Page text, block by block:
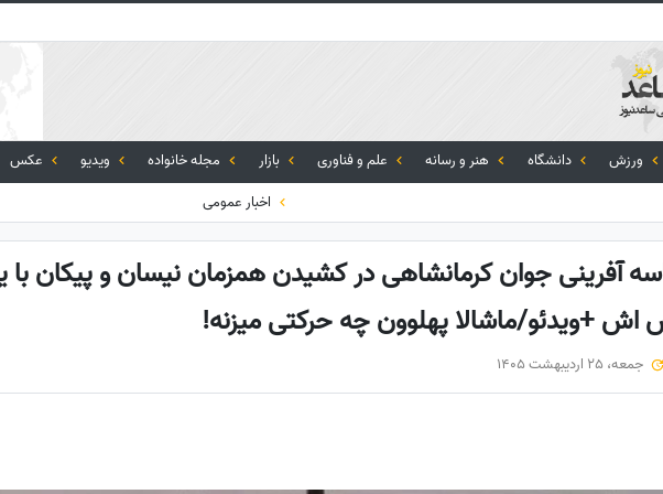
ورزش دانشگاه هنر و رسانه علم و فناوری بازار مجله خانواده ویدیو عکس
اخبار عمومی
آفرینی جوان کرمانشاهی در کشیدن همزمان نیسان و پیکان با
+ویدئو/ماشالا پهلوون چه حرکتی میزنه!
جمعه، 25 اردیبهشت 1405